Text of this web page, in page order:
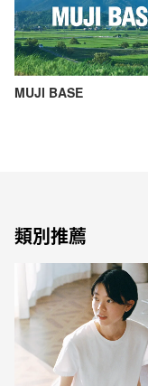
MUJI BASE
類別推薦